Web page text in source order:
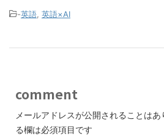
-英語, 英語×AI
comment
メールアドレスが公開されることはあ
る欄は必須項目です